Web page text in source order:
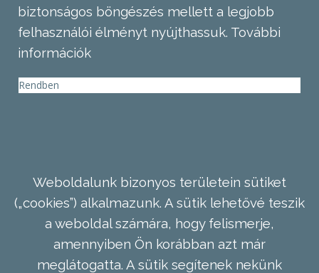
biztonságos böngészés mellett a legjobb
felhasználói élményt nyújthassuk. További
információk
Rendben
Weboldalunk bizonyos területein sütiket
(„cookies”) alkalmazunk. A sütik lehetővé teszik
a weboldal számára, hogy felismerje,
amennyiben Ön korábban azt már
meglátogatta. A sütik segítenek nekünk